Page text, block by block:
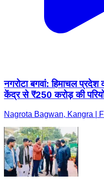
नगरोटा बगवां: हिमाचल प्रदेश
केंद्र से ₹250 करोड़ की
Nagrota Bagwan, Kangra |